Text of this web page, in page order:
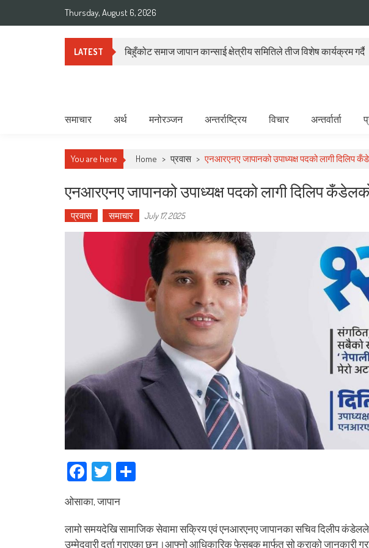
Thursday, August 6, 2026
LATEST बिहुँकोट समाज जापान कान्साई क्षेत्रीय समितिले तीज विशेष कार्यक्रम गर्दै
Deepshree Online
समाचार अर्थ मनोरञ्जन अन्तर्राष्ट्रिय विचार अन्तर्वार्ता
You are here Home > प्रवास > एनआरएनए जापानको उपाध्यक्ष पदको लागी दिलिप
एनआरएनए जापानको उपाध्यक्ष पदको लागी दिलिप कँडेलको
प्रवास समाचार July 17, 2025
Facebook
Twitter
ओसाका, जापान
लामो समयदेखि सामाजिक सेवामा सक्रिय एवं एनआरएनए जापानका सचिव दिलीप
उम्मेदवारी दर्ता गराएका छन्।आफ्नो आधिकारिक फेसबुक मार्फत सो कुराको जानकारी